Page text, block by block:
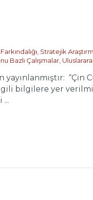
Stratejik
Bazlı Çalışmalar
“Çin
bilgilere yer